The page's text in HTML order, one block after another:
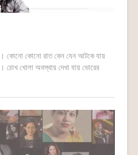
কোনো কোনো রাত কেন যেন আটকে যায়
চোখ খোলা অবস্থায় দেখা যায় ভোরের